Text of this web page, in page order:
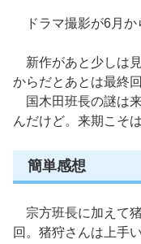
ドラマ撮影が6月か
新作があと少しは
からだとあとは最終
国木田班長の謎は
んだけど。来期こそ
簡単感想
宗方班長に加えて
回。猪狩さんは上手